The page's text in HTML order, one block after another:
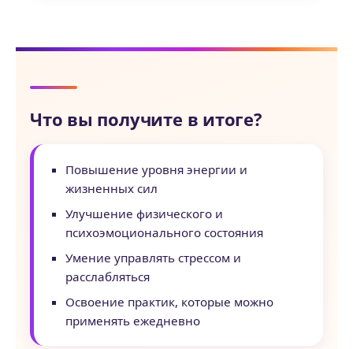
Что вы получите в итоге?
Повышение уровня энергии и
жизненных сил
Улучшение физического и
психоэмоционального состояния
Умение управлять стрессом и
расслабляться
Освоение практик, которые можно
применять ежедневно